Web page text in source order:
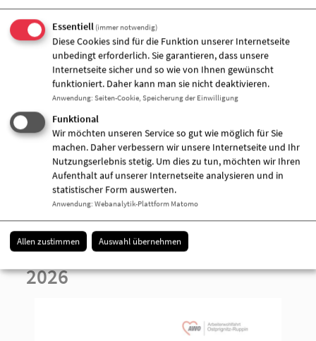
Schließzeiten Spatzennest 2025
PDF / 0.12 MB
Download
Schließzeiten Spatzennest
2026
Essentiell (immer notwendig)
Diese Cookies sind für die Funktion unserer Internetseite
unbedingt erforderlich. Sie garantieren, dass unsere
Internetseite sicher und so wie von Ihnen gewünscht
funktioniert. Daher kann man sie nicht deaktivieren.
Anwendung: Seiten-Cookie, Speicherung der Einwilligung
Funktional
Wir möchten unseren Service so gut wie möglich für Sie
machen. Daher verbessern wir unsere Internetseite und Ihr
Nutzungserlebnis stetig. Um dies zu tun, möchten wir Ihren
Aufenthalt auf unserer Internetseite analysieren und in
statistischer Form auswerten.
Anwendung: Webanalytik-Plattform Matomo
Allen zustimmen Auswahl übernehmen